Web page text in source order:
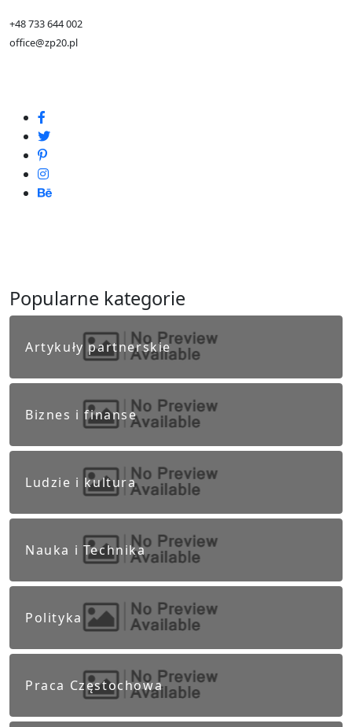
+48 733 644 002
office@zp20.pl
Popularne kategorie
Artykuły partnerskie
Biznes i finanse
Ludzie i kultura
Nauka i Technika
Polityka
Praca Częstochowa